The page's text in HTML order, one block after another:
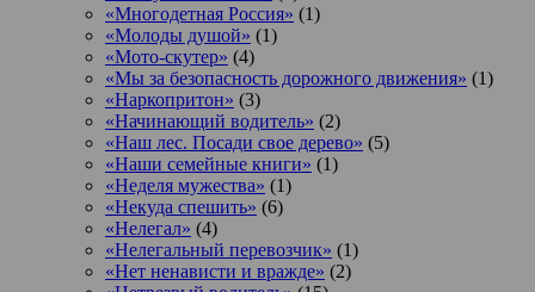
«Многодетная Россия» (1)
«Молоды душой» (1)
«Мото-скутер» (4)
«Мы за безопасность дорожного движения» (1)
«Наркопритон» (3)
«Начинающий водитель» (2)
«Наш лес. Посади свое дерево» (5)
«Наши семейные книги» (1)
«Неделя мужества» (1)
«Некуда спешить» (6)
«Нелегал» (4)
«Нелегальный перевозчик» (1)
«Нет ненависти и вражде» (2)